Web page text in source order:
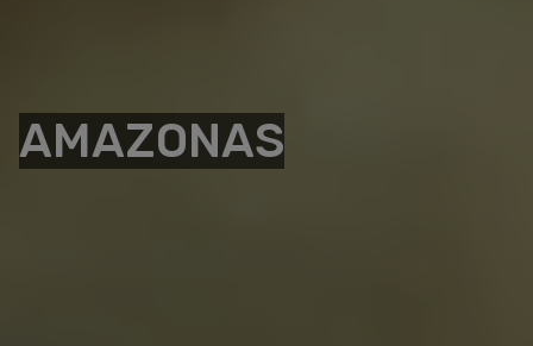
AMAZONAS